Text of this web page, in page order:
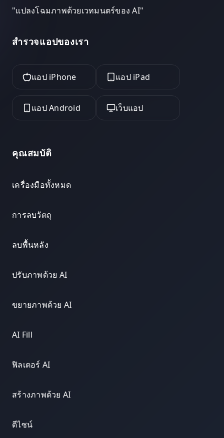
"แปลงโฉมภาพด้วยเวทมนตร์ของ AI"
สำรวจแอปของเรา
แอป iPhone แอป iPad
แอป Android เว็บแอป
คุณสมบัติ
เครื่องมือทั้งหมด
การลบวัตถุ
ลบพื้นหลัง
ปรับภาพด้วย AI
ขยายภาพด้วย AI
AI Fill
ฟิลเตอร์ AI
สร้างภาพด้วย AI
ดีไซน์